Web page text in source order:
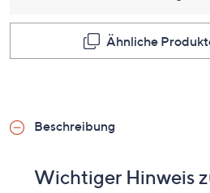
Ähnliche
Beschreibung
Wichtiger Hinweis